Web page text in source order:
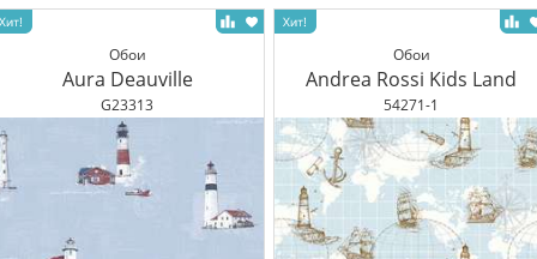
Обои
Aura Deauville
G23313
Обои
Andrea Rossi Kids Land
54271-1